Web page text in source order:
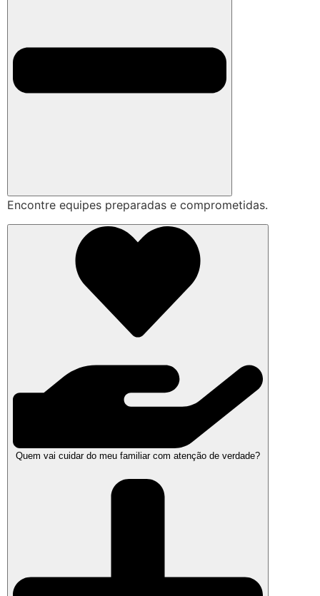
Encontre equipes preparadas e comprometidas.
Quem vai cuidar do meu familiar com atenção de verdade?